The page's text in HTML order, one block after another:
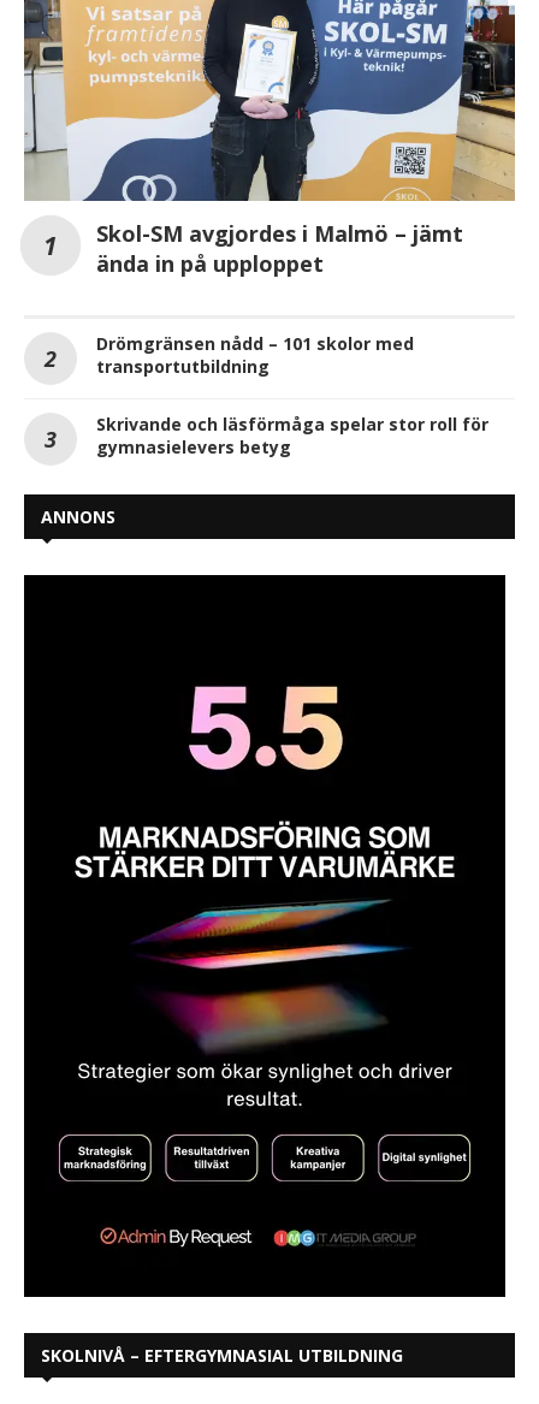
Skol-SM avgjordes i Malmö – jämt
ända in på upploppet
Drömgränsen nådd – 101 skolor med
transportutbildning
Skrivande och läsförmåga spelar stor roll för
gymnasielevers betyg
ANNONS
SKOLNIVÅ – EFTERGYMNASIAL UTBILDNING